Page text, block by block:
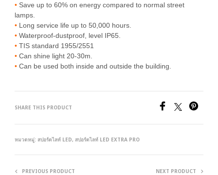
• Save up to 60% on energy compared to normal street
lamps.
• Long service life up to 50,000 hours.
• Waterproof-dustproof, level IP65.
• TIS standard 1955/2551
• Can shine light 20-30m.
• Can be used both inside and outside the building.
SHARE THIS PRODUCT
หมวดหมู่: สปอร์ตไลท์ LED, สปอร์ตไลท์ LED EXTRA PRO
PREVIOUS PRODUCT NEXT PRODUCT